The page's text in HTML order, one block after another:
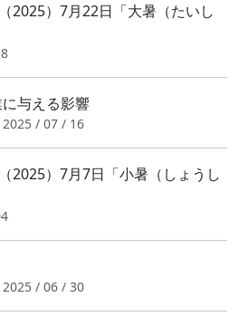
）7月22日「大暑（たいし
与える影響
2025 / 07 / 16
）7月7日「小暑（しょうし
2025 / 06 / 30